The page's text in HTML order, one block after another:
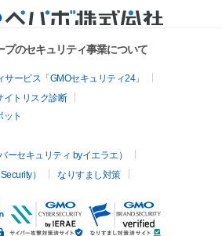
のセキュリティ事業について
ービス「GMOセキュリティ24」
イトリスク診断
ット
ーセキュリティ byイエラエ）
）
なりすまし対策